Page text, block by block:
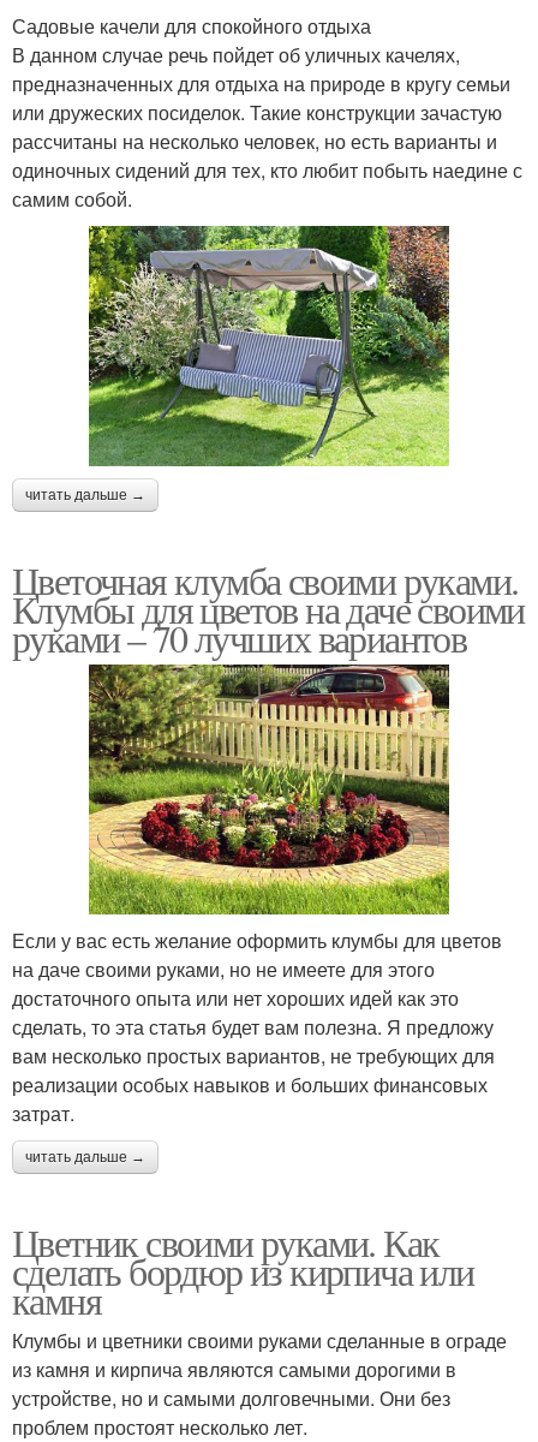
Садовые качели для спокойного отдыха
В данном случае речь пойдет об уличных качелях,
предназначенных для отдыха на природе в кругу семьи
или дружеских посиделок. Такие конструкции зачастую
рассчитаны на несколько человек, но есть варианты и
одиночных сидений для тех, кто любит побыть наедине с
самим собой.
читать дальше →
Цветочная клумба своими руками.
Клумбы для цветов на даче своими
руками – 70 лучших вариантов
Если у вас есть желание оформить клумбы для цветов
на даче своими руками, но не имеете для этого
достаточного опыта или нет хороших идей как это
сделать, то эта статья будет вам полезна. Я предложу
вам несколько простых вариантов, не требующих для
реализации особых навыков и больших финансовых
затрат.
читать дальше →
Цветник своими руками. Как
сделать бордюр из кирпича или
камня
Клумбы и цветники своими руками сделанные в ограде
из камня и кирпича являются самыми дорогими в
устройстве, но и самыми долговечными. Они без
проблем простоят несколько лет.